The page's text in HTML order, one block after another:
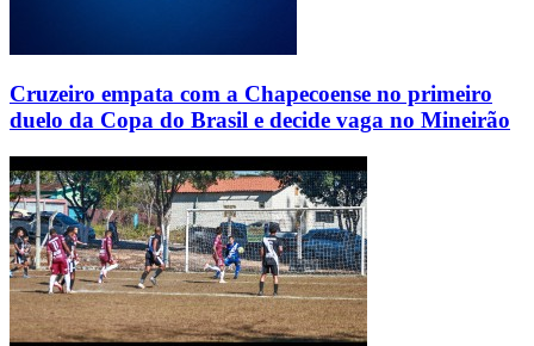
Cruzeiro empata com a Chapecoense no primeiro
duelo da Copa do Brasil e decide vaga no Mineirão